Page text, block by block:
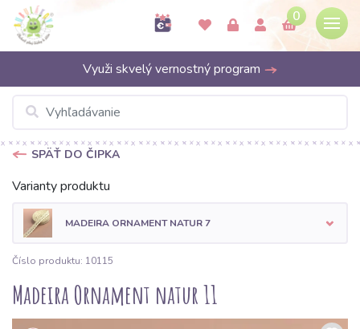
0
Využi skvelý vernostný program
SPÄŤ DO ČIPKA
Varianty produktu
MADEIRA ORNAMENT NATUR 7
Číslo produktu: 10115
Madeira Ornament natur 11